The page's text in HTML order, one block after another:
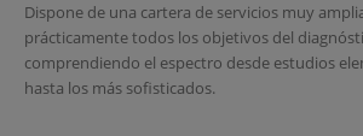
Dispone de una cartera de servicios muy
prácticamente todos los objetivos del
comprendiendo el espectro desde estudios
hasta los más sofisticados.